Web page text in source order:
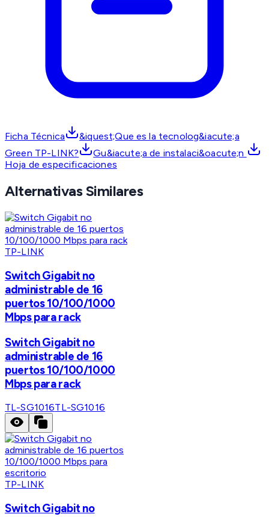
Ficha Técnica
&iquest;Que es la tecnolog&iacute;a
Green TP-LINK?
Gu&iacute;a de instalaci&oacute;n
Hoja de especificaciones
Alternativas Similares
TP-LINK
Switch Gigabit no
administrable de 16
puertos 10/100/1000
Mbps para rack
Switch Gigabit no
administrable de 16
puertos 10/100/1000
Mbps para rack
TL-SG1016TL-SG1016
TP-LINK
Switch Gigabit no